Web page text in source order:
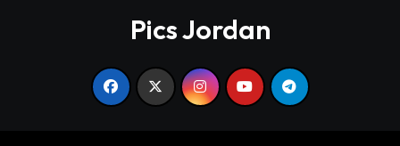
Pics Jordan